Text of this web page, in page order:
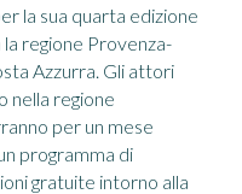
la sua quarta edizione
regione Provenza-
Azzurra. Gli attori
nella regione
per un mese
programma di
gratuite intorno alla